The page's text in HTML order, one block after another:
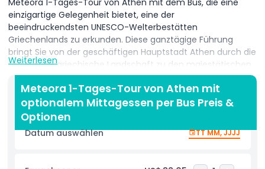
Meteora 1-Tages-Tour von Athen mit dem Bus, die eine
einzigartige Gelegenheit bietet, eine der
beeindruckendsten UNESCO-Welterbestätten
Griechenlands zu erkunden. Diese ganztägige Führung
bringt Sie von der geschäftigen Hauptstadt Athen durch die
malerische griechische Landschaft zu den majestätischen
Felsformationen von Meteora, Heimat jahrhundertealter
Klöster, die hoch über dem Talboden thronen. Auf der
bequemen, klimatisierten Fahrt genießen Sie eine
entspannte und malerische Fahrt durch
Zentralgriechenland. Nach Ihrer Ankunft führt Sie Ihr
professioneller Reiseleiter durch die atemberaubende
Bedeutung und kulturelles Erbe von Meteora sowie seinen
Weiterlesen
Meteora 1-Tages-Tour von Athen mit
optionalem Mittagessen per Bus Preis &
Optionen
Datum auswählen TT MM, JJJJ